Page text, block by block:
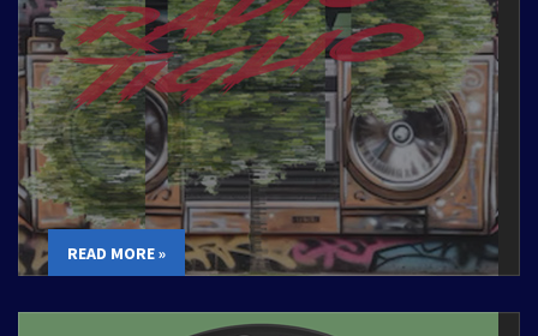
READ MORE »